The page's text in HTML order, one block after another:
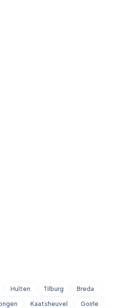
Hulten Tilburg
Breda
Kaatsheuvel
Goirle